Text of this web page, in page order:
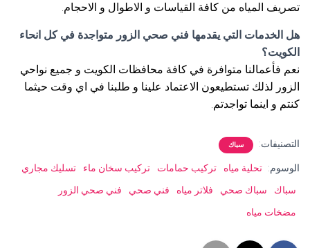
تصريف المياه من كافة القياسات و الاطوال و الاحجام.
هل الخدمات التي يقدمها فني صحي الزور متواجدة في كل انحاء
الكويت؟
نعم فأعمالنا متوافرة في كافة محافظات الكويت و جميع نواحي
الزور لذلك تستطيعون الاعتماد علينا و طلبنا في اي وقت حيثما
كنتم و اينما تواجدتم.
التصنيفات: سباك
الوسوم: تحلية مياه تركيب حمامات تركيب سخان ماء
تسليك مجاري
سباك
سباك صحي فلاتر مياه فني صحي
فني صحي الزور
مضخات مياه